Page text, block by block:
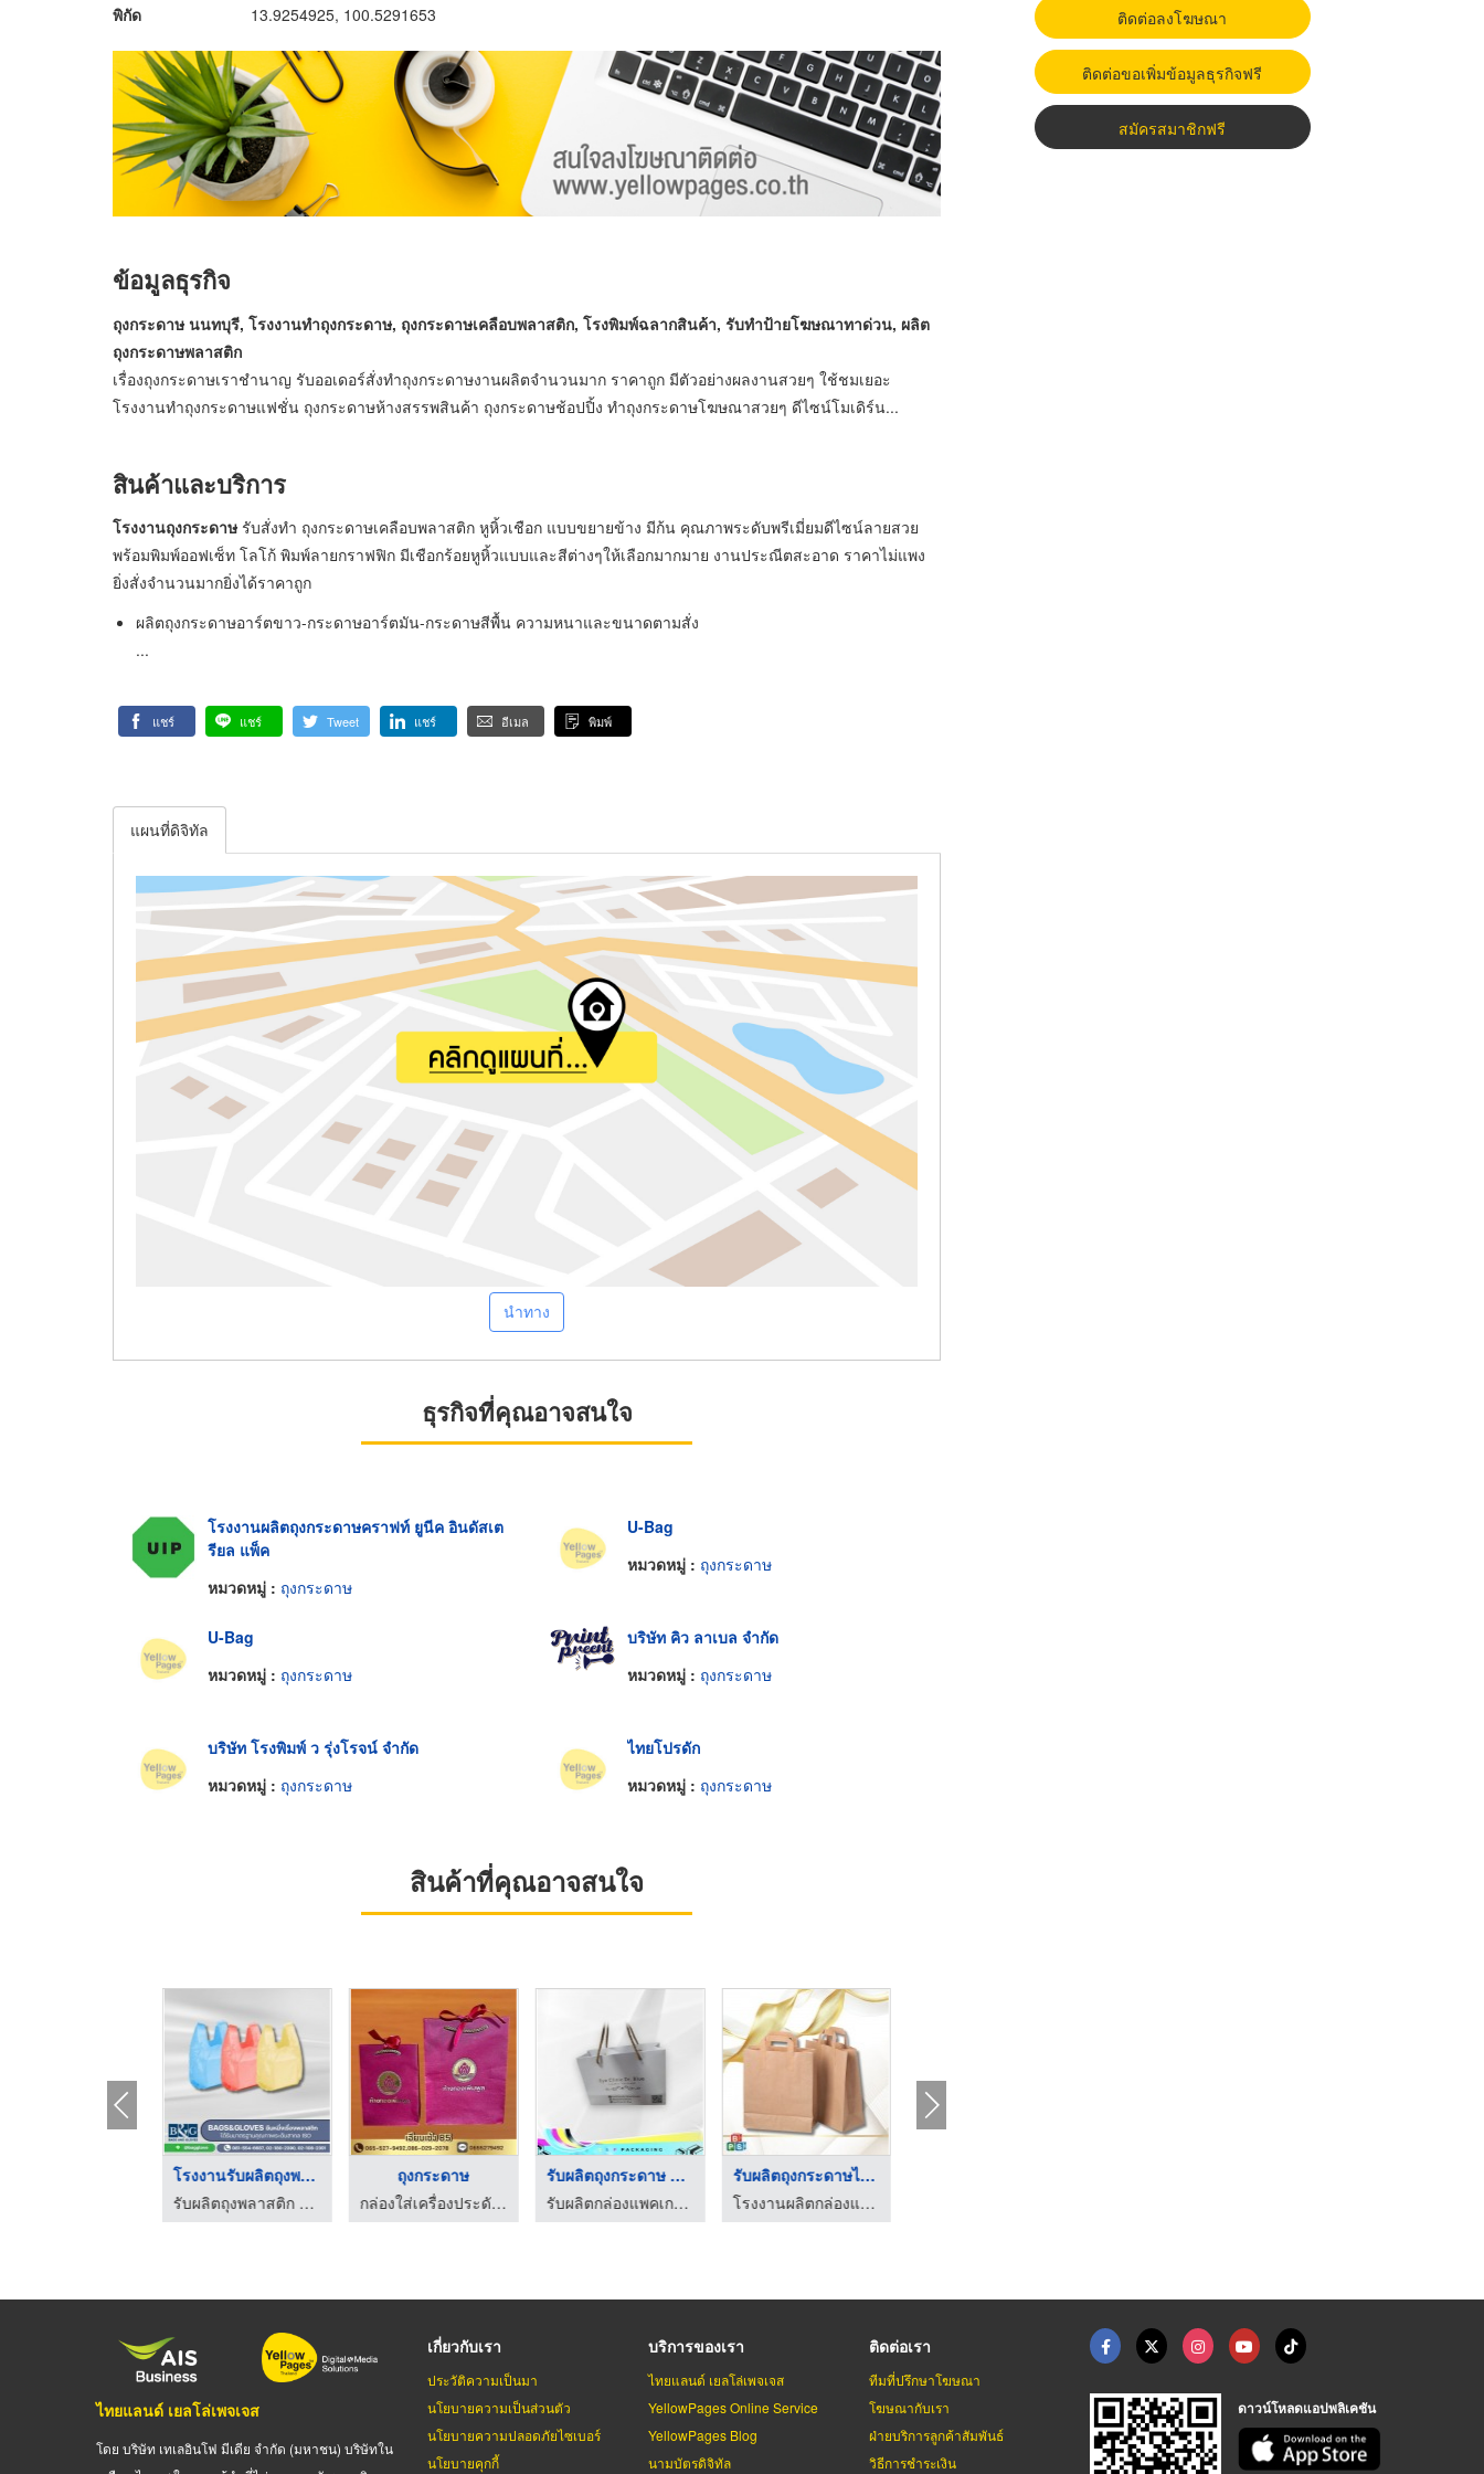
พิกัด 13.9254925, 100.5291653
ข้อมูลธุรกิจ
ถุงกระดาษ นนทบุรี, โรงงานทำถุงกระดาษ, ถุงกระดาษเคลือบพลาสติก, โรงพิมพ์ฉลากสินค้า, รับทำป้ายโฆษณาทาด่วน, ผลิต
ถุงกระดาษพลาสติก
เรื่องถุงกระดาษเราชำนาญ รับออเดอร์สั่งทำถุงกระดาษงานผลิตจำนวนมาก ราคาถูก มีตัวอย่างผลงานสวยๆ ใช้ชมเยอะ
โรงงานทำถุงกระดาษแฟชั่น ถุงกระดาษห้างสรรพสินค้า ถุงกระดาษช้อปปิ้ง ทำถุงกระดาษโฆษณาสวยๆ ดีไซน์โมเดิร์น...
สินค้าและบริการ
โรงงานถุงกระดาษรับสั่งทำ ถุงกระดาษเคลือบพลาสติก หูหิ้วเชือก แบบขยายข้าง มีก้น คุณภาพระดับพรีเมี่ยมดีไซน์ลายสวย
พร้อมพิมพ์ออฟเซ็ท โลโก้ พิมพ์ลายกราฟฟิก มีเชือกร้อยหูหิ้วแบบและสีต่างๆให้เลือกมากมาย งานประณีตสะอาด ราคาไม่แพง
ยิ่งสั่งจำนวนมากยิ่งได้ราคาถูก
ผลิตถุงกระดาษอาร์ตขาว-กระดาษอาร์ตมัน-กระดาษสีพื้น ความหนาและขนาดตามสั่ง
...
แชร์ แชร์ Tweet แชร์ อีเมล พิมพ์
แผนที่ดิจิทัล
นำทาง
ธุรกิจที่คุณอาจสนใจ
โรงงานผลิตถุงกระดาษคราฟท์ ยูนีค อินดัสเต
รียล แพ็ค
หมวดหมู่ : ถุงกระดาษ
U-Bag
หมวดหมู่ : ถุงกระดาษ
U-Bag
หมวดหมู่ : ถุงกระดาษ
บริษัท คิว ลาเบล จำกัด
หมวดหมู่ : ถุงกระดาษ
บริษัท โรงพิมพ์ ว รุ่งโรจน์ จำกัด
หมวดหมู่ : ถุงกระดาษ
ไทยโปรดัก
หมวดหมู่ : ถุงกระดาษ
สินค้าที่คุณอาจสนใจ
โรงงานรับผลิตถุงพลาส ...
รับผลิตถุงพลาสติก ถุงไปรษณีย์ OEM - ทีแอนด์เอกรุ๊ป
ถุงกระดาษ
กล่องใส่เครื่องประดับเฮียบเซ้ง 85
รับผลิตถุงกระดาษ พร้ ...
รับผลิตกล่องแพคเกจจิ้ง
รับผลิตถุงกระดาษไม่ม ...
โรงงานผลิตกล่องแพคเกจจิ้งด่วน ไม่มีขั้นต่ำ
ติดต่อลงโฆษณา
ติดต่อขอเพิ่มข้อมูลธุรกิจฟรี
สมัครสมาชิกฟรี
ไทยแลนด์ เยลโล่เพจเจส
โดย บริษัท เทเลอินโฟ มีเดีย จำกัด (มหาชน) บริษัทใน
เกี่ยวกับเรา
ประวัติความเป็นมา
นโยบายความเป็นส่วนตัว
นโยบายความปลอดภัยไซเบอร์
นโยบายคุกกี้
บริการของเรา
ไทยแลนด์ เยลโล่เพจเจส
YellowPages Online Service
YellowPages Blog
นามบัตรดิจิทัล
ติดต่อเรา
ทีมที่ปรึกษาโฆษณา
โฆษณากับเรา
ฝ่ายบริการลูกค้าสัมพันธ์
วิธีการชำระเงิน
ดาวน์โหลดแอปพลิเคชัน